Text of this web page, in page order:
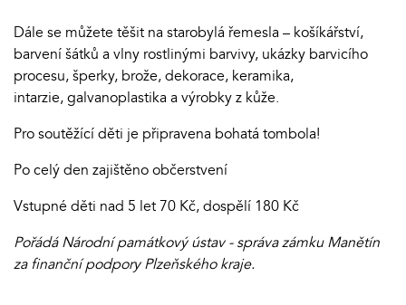
Dále se můžete těšit na starobylá řemesla – košíkářství,
barvení šátků a vlny rostlinými barvivy, ukázky barvicího
procesu, šperky, brože, dekorace, keramika,
intarzie, galvanoplastika a výrobky z kůže.
Pro soutěžící děti je připravena bohatá tombola!
Po celý den zajištěno občerstvení
Vstupné děti nad 5 let 70 Kč, dospělí 180 Kč
Pořádá Národní památkový ústav - správa zámku Manětín
za finanční podpory Plzeňského kraje.